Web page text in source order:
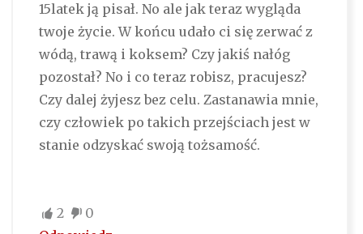
15latek ją pisał. No ale jak teraz wygląda
twoje życie. W końcu udało ci się zerwać z
wódą, trawą i koksem? Czy jakiś nałóg
pozostał? No i co teraz robisz, pracujesz?
Czy dalej żyjesz bez celu. Zastanawia mnie,
czy człowiek po takich przejściach jest w
stanie odzyskać swoją tożsamość.
2
0